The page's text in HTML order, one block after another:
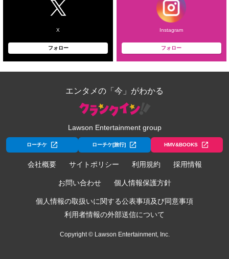
X
フォロー
Instagram
フォロー
エンタメの「今」がわかる
Lawson Entertainment group
ローチケ ローチケ[旅行] HMV&BOOKS
会社概要 サイトポリシー 利用規約 採用情報
お問い合わせ 個人情報保護方針
個人情報の取扱いに関する公表事項及び同意事項
利用者情報の外部送信について
Copyright © Lawson Entertainment, Inc.